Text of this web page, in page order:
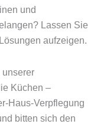
und
Lassen Sie
aufzeigen.
unserer
Küchen –
Haus-Verpflegung
bitten sich den